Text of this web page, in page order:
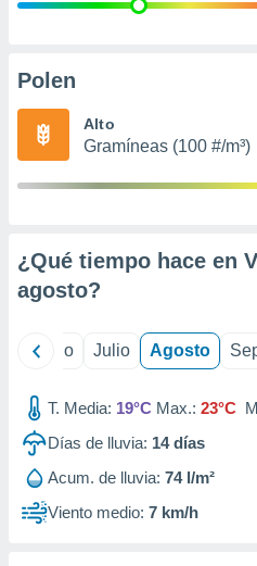
e
publicidad
Polen
Alto
Gramíneas (100 #/m³)
¿Qué tiempo hace en
agosto?
Junio Julio Agosto
T. Media: 19°C Max.: 23°C
Días de lluvia: 14días
Acum. de lluvia: 74 l/m²
Viento medio: 7 km/h